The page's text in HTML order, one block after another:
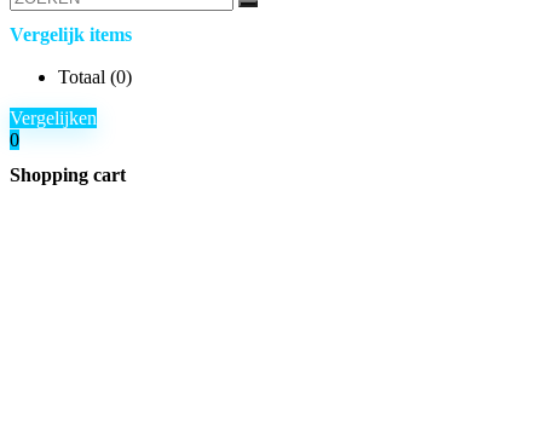
Vergelijk items
Totaal (0)
Vergelijken
0
Shopping cart